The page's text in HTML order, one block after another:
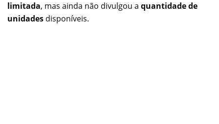
limitada, mas ainda não divulgou a quantidade de
unidades disponíveis.